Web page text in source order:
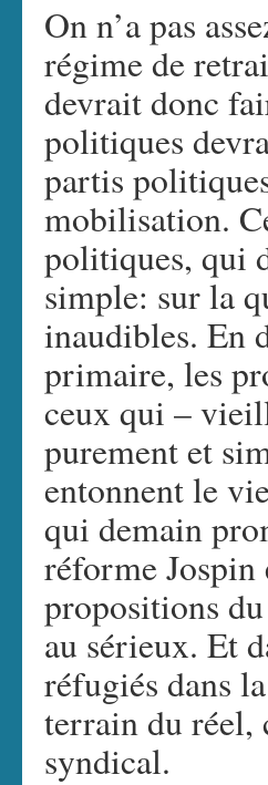
On n’a pas
régime de
devrait donc
politiques
partis
mobilisation.
politiques, qui
simple: sur la
inaudibles. En
primaire, les
ceux qui –
purement et
entonnent le
qui demain
réforme
propositions
au sérieux. Et
réfugiés dans
terrain du réel,
syndical.